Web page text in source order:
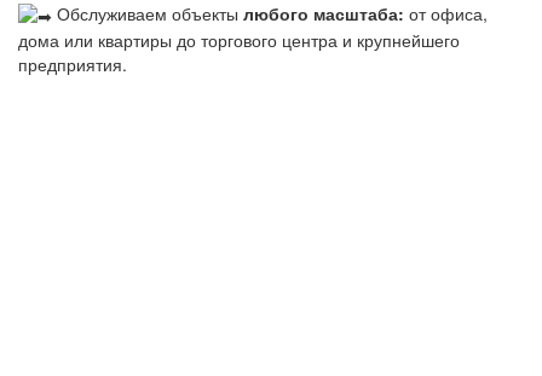
Обслуживаем объекты любого масштаба: от офиса,
дома или квартиры до торгового центра и крупнейшего
предприятия.